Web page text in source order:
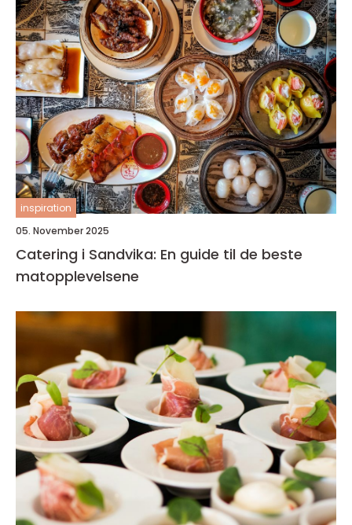
inspiration
05. November 2025
Catering i Sandvika: En guide til de beste
matopplevelsene